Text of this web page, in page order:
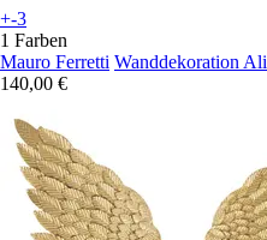
+-3
1 Farben
Mauro Ferretti Wanddekoration
140,00 €